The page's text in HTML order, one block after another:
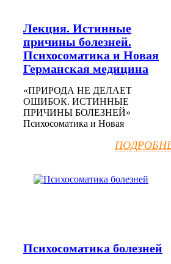
Лекция. Истинные
причины болезней.
Психосоматика и Новая
Германская медицина
«ПРИРОДА НЕ ДЕЛАЕТ
ОШИБОК. ИСТИННЫЕ
ПРИЧИНЫ БОЛЕЗНЕЙ»
Психосоматика и Новая
Психосоматика болезней